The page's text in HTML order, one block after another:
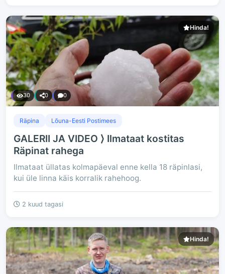
Hinda!
30 0 0
Räpina Lõuna-Eesti Postimees
GALERII JA VIDEO ⟩ Ilmataat kostitas
Räpinat rahega
Ilmataat üllatas kolmapäeval enne kella 18 räpinlasi,
kui üle linna käis korralik rahehoog.
2 kuud tagasi
Hinda!